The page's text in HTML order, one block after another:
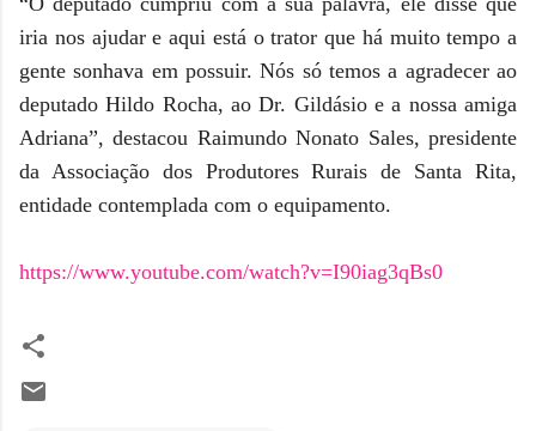
iria nos ajudar e aqui está o trator que há muito tempo a
gente sonhava em possuir. Nós só temos a agradecer ao
deputado Hildo Rocha, ao Dr. Gildásio e a nossa amiga
Adriana”, destacou Raimundo Nonato Sales, presidente
da Associação dos Produtores Rurais de Santa Rita,
entidade contemplada com o equipamento.
https://www.youtube.com/watch?v=I90iag3qBs0